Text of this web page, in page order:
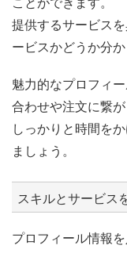
ことができます。
提供するサービス
ービスかどうか分
魅力的なプロフィ
合わせや注文に繋が
しっかりと時間を
ましょう。
スキルとサービス
プロフィール情報